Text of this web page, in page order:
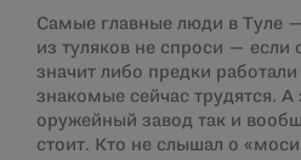
Самые главные люди в Туле
из туляков не спроси — если
значит либо предки
знакомые сейчас трудятся.
оружейный завод так и
стоит. Кто не слышал о